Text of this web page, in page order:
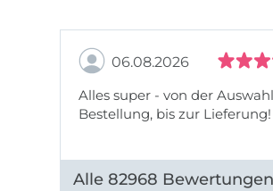
06.08.2026
Alles super - von der
Bestellung, bis zur Lieferung!
Alle 82968